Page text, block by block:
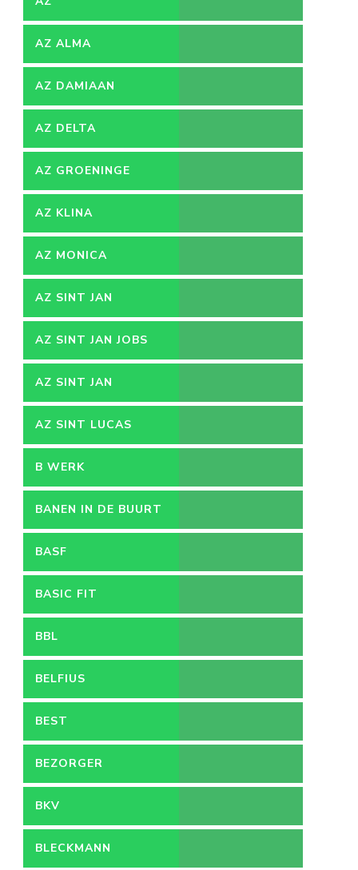
AZ ALMA
AZ DAMIAAN
AZ DELTA
AZ GROENINGE
AZ KLINA
AZ MONICA
AZ SINT JAN
AZ SINT JAN JOBS
AZ SINT JAN
VACATURES
AZ SINT LUCAS
B WERK
BANEN IN DE BUURT
BASF
BASIC FIT
BBL
BELFIUS
BEST
BEZORGER
BKV
BLECKMANN